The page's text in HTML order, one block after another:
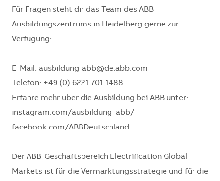
Für Fragen steht dir das Team des ABB
Ausbildungszentrums in Heidelberg gerne zur
Verfügung:
E-Mail: ausbildung-abb@de.abb.com
Telefon: +49 (0) 6221 701 1488
Erfahre mehr über die Ausbildung bei ABB unter:
instagram.com/ausbildung_abb/
facebook.com/ABBDeutschland
Der ABB-Geschäftsbereich Electrification Global
Markets ist für die Vermarktungsstrategie und für die